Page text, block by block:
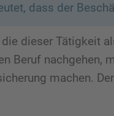
dass der
dieser Tätigkeit
Beruf nachgehen,
machen.